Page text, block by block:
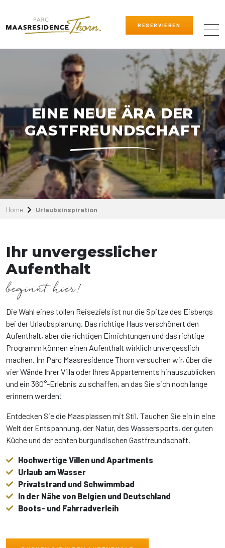
RESERVIEREN
EINE NEUE ÄRA DER
GASTFREUNDSCHAFT
Home Urlaubsinspiration
Ihr unvergesslicher
Aufenthalt
beginnt hier!
Die Wahl eines tollen Reiseziels ist nur die Spitze des Eisbergs
bei der Urlaubsplanung. Das richtige Haus verschönert den
Aufenthalt, aber die richtigen Einrichtungen und das richtige
Programm können einen Aufenthalt wirklich unvergesslich
machen. Im Parc Maasresidence Thorn versuchen wir, über die
vier Wände Ihrer Villa oder Ihres Appartements hinauszublicken
und ein 360°-Erlebnis zu schaffen, an das Sie sich noch lange
erinnern werden!
Entdecken Sie die Maasplassen mit Stil. Tauchen Sie ein in eine
Welt der Entspannung, der Natur, des Wassersports, der guten
Küche und der echten burgundischen Gastfreundschaft.
Hochwertige Villen und Apartments
Urlaub am Wasser
Privatstrand und Schwimmbad
In der Nähe von Belgien und Deutschland
Boots- und Fahrradverleih